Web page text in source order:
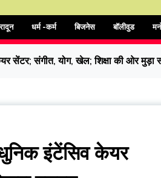
धर्म -कर्म बिजनेस बॉलीवुड
सेंटर; संगीत, योग, खेल; शिक्षा की ओर
इंटेंसिव केयर